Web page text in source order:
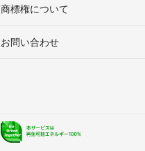
商標権について
お問い合わせ